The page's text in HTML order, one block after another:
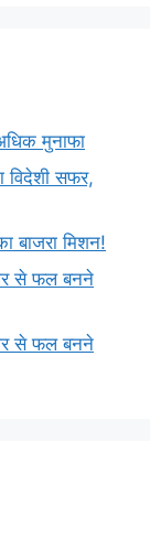
मुनाफा
विदेशी सफर,
बाजरा मिशन!
से फल बनने
से फल बनने